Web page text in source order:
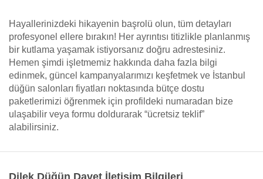
Hayallerinizdeki hikayenin başrolü olun, tüm detayları
profesyonel ellere bırakın! Her ayrıntısı titizlikle planlanmış
bir kutlama yaşamak istiyorsanız doğru adrestesiniz.
Hemen şimdi işletmemiz hakkında daha fazla bilgi
edinmek, güncel kampanyalarımızı keşfetmek ve İstanbul
düğün salonları fiyatları noktasında bütçe dostu
paketlerimizi öğrenmek için profildeki numaradan bize
ulaşabilir veya formu doldurarak “ücretsiz teklif”
alabilirsiniz.
Dilek Düğün Davet İletişim Bilgileri